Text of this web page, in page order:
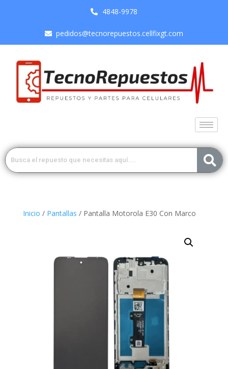
4848-9978
pedidos@tecnorepuestos.cellfixgt.com
Inicio / Pantallas / Pantalla Motorola E30 Con Marco